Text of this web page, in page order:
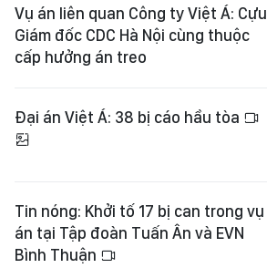
Vụ án liên quan Công ty Việt Á: Cựu
Giám đốc CDC Hà Nội cùng thuộc
cấp hưởng án treo
Đại án Việt Á: 38 bị cáo hầu tòa
Tin nóng: Khởi tố 17 bị can trong vụ
án tại Tập đoàn Tuấn Ân và EVN
Bình Thuận